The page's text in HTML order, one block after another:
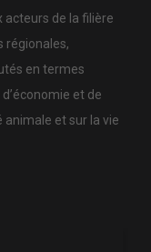
acteurs de la filière
régionales,
en termes
et de
et sur la vie